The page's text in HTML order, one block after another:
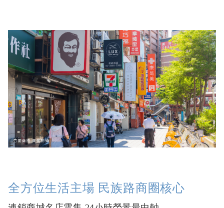
全方位生活主場 民族路商圈核心